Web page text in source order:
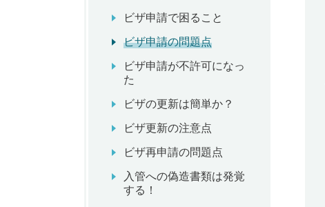
ビザ申請で困ること
ビザ申請の問題点
ビザ申請が不許可になっ
た
ビザの更新は簡単か？
ビザ更新の注意点
ビザ再申請の問題点
入管への偽造書類は発覚
する！